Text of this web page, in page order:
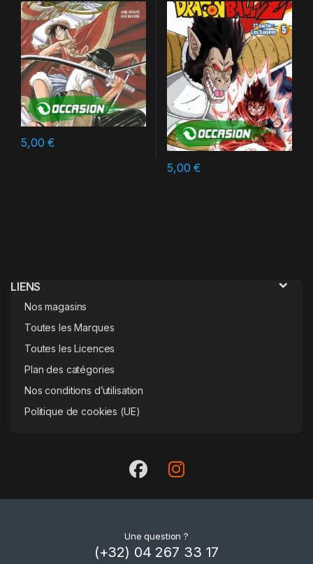
5,00€
5,00€
LIENS
Nos magasins
Toutes les Marques
Toutes les Licences
Plan des catégories
Nos conditions d’utilisation
Politique de cookies (UE)
Une question ?
(+32) 04 267 33 17